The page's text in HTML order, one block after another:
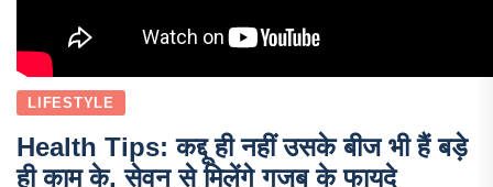
LIFESTYLE
Health Tips: कद्दू ही नहीं उसके बीज भी हैं बड़े
ही काम के, सेवन से मिलेंगे गजब के फायदे